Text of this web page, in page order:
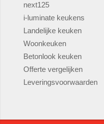
next125
i-luminate keukens
Landelijke keuken
Woonkeuken
Betonlook keuken
Offerte vergelijken
Leveringsvoorwaarden